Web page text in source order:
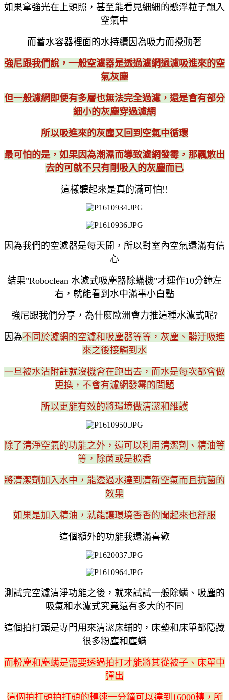
如果拿強光在上頭照，甚至能看見細細的懸浮粒子飄入
空氣中
而蓄水容器裡面的水持續因為吸力而攪動著
強尼跟我們說，一般空濾器是透過濾網過濾吸進來的空
氣灰塵
但一般濾網即便有多層也無法完全過濾，還是會有部分
細小的灰塵穿過濾網
所以吸進來的灰塵又回到空氣中循環
最可怕的是，如果因為潮濕而導致濾網發霉，那飄散出
去的可就不只有剛吸入的灰塵而已
這樣聽起來是真的滿可怕!!
因為我們的空濾器是每天開，所以對室內空氣還滿有信
心
結果"Roboclean 水濾式吸塵器除蟎機"才運作10分鐘左
右，就能看到水中滿事小白點
強尼跟我們分享，為什麼歐洲會力推這種水濾式呢?
因為不同於濾網的空濾和吸塵器等等，灰塵、髒汙吸進
來之後接觸到水
一旦被水沾附註就沒機會在跑出去，而水是每次都會做
更換，不會有濾網發霉的問題
所以更能有效的將環境做清潔和維護
除了清淨空氣的功能之外，還可以利用清潔劑、精油等
等，除菌或是擴香
將清潔劑加入水中，能透過水達到清新空氣而且抗菌的
效果
如果是加入精油，就能讓環境香香的聞起來也舒服
這個額外的功能我還滿喜歡
測試完空濾清淨功能之後，就來試試一般除螨、吸塵的
吸氣和水濾式究竟還有多大的不同
這個拍打頭是專門用來清潔床鋪的，床墊和床單都隱藏
很多粉塵和塵螨
而粉塵和塵螨是需要透過拍打才能將其從被子、床單中
彈出
這個拍打頭拍打頭的轉速一分鐘可以達到16000轉，所